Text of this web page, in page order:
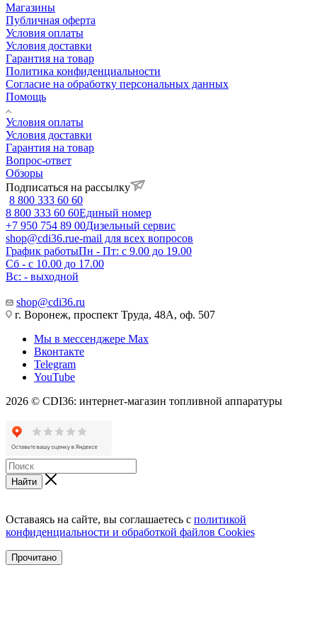
Магазины
Публичная оферта
Условия оплаты
Условия доставки
Гарантия на товар
Политика конфиденциальности
Согласие на обработку персональных данных
Помощь
Условия оплаты
Условия доставки
Гарантия на товар
Вопрос-ответ
Обзоры
Подписаться на рассылку
8 800 333 60 60
8 800 333 60 60Единый номер
+7 950 754 89 00Дизельный сервис
shop@cdi36.rue-mail для всех вопросов
График работыПн - Пт: с 9.00 до 19.00
Сб - с 10.00 до 17.00
Вс: - выходной
shop@cdi36.ru
г. Воронеж, проспект Труда, 48А, оф. 507
Мы в мессенджере Max
Вконтакте
Telegram
YouTube
2026 © CDI36: интернет-магазин топливной аппаратуры
Найти
Оставаясь на сайте, вы соглашаетесь с политикой
конфиденциальности и обработкой файлов Cookies
Прочитано